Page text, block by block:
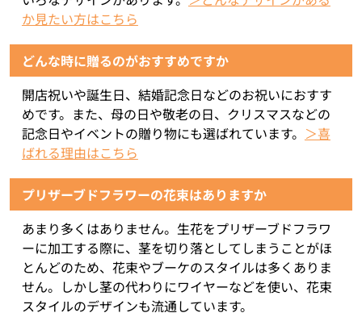
か見たい方はこちら
どんな時に贈るのがおすすめですか
開店祝いや誕生日、結婚記念日などのお祝いにおすす
めです。また、母の日や敬老の日、クリスマスなどの
記念日やイベントの贈り物にも選ばれています。 ＞喜
ばれる理由はこちら
プリザーブドフラワーの花束はありますか
あまり多くはありません。生花をプリザーブドフラワ
ーに加工する際に、茎を切り落としてしまうことがほ
とんどのため、花束やブーケのスタイルは多くありま
せん。しかし茎の代わりにワイヤーなどを使い、花束
スタイルのデザインも流通しています。